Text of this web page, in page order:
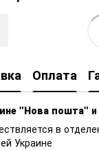
Оплата
"Нова пошта"
в
Украине